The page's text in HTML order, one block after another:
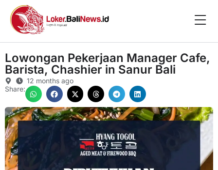
Lowongan Pekerjaan Manager Cafe,
Barista, Chashier in Sanur Bali
12 months ago
Share: